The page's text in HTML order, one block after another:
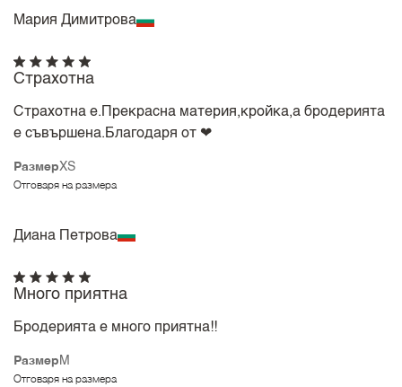
Мария Димитрова
РазмерXS
Отговаря на размера
Страхотна
Страхотна е.Прекрасна материя,кройка,а бродерията
е съвършена.Благодаря от ❤
Диана Петрова
Размер M
Отговаря на размера
Много приятна
Бродерията е много приятна!!